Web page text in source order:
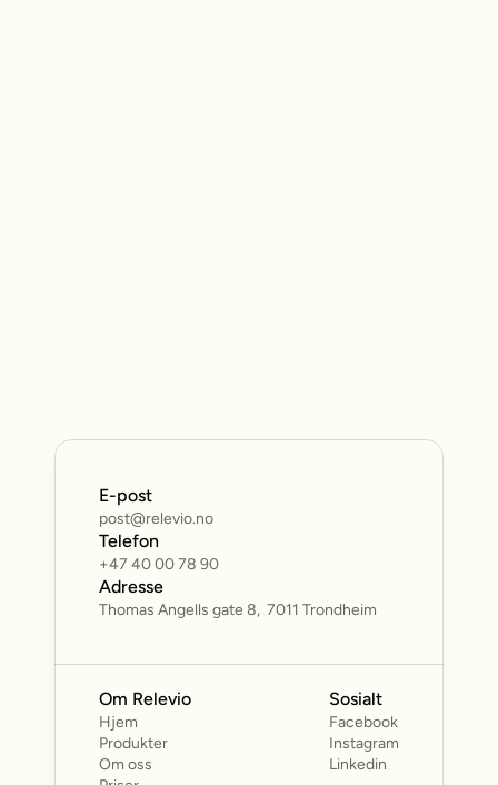
E-post
post@relevio.no
Telefon
+47 40 00 78 90
Adresse
Thomas Angells gate 8,  7011 Trondheim
Om Relevio
Hjem
Produkter
Om oss
Sosialt
Facebook
Instagram
Linkedin